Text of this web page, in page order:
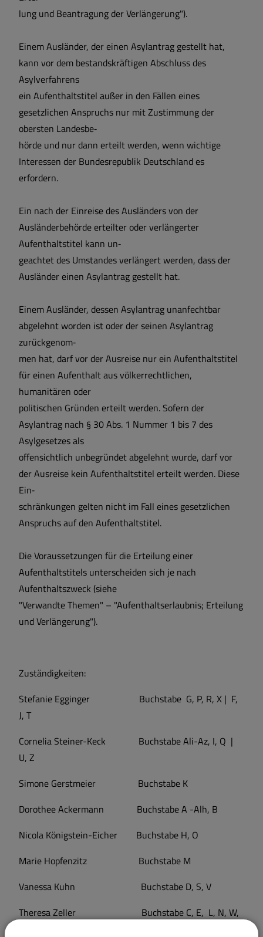
lung und Beantragung der Verlängerung").
Einem Ausländer, der einen Asylantrag gestellt hat,
kann vor dem bestandskräftigen Abschluss des
Asylverfahrens
ein Aufenthaltstitel außer in den Fällen eines
gesetzlichen Anspruchs nur mit Zustimmung der
obersten Landesbe‐
hörde und nur dann erteilt werden, wenn wichtige
Interessen der Bundesrepublik Deutschland es
erfordern.
Ein nach der Einreise des Ausländers von der
Ausländerbehörde erteilter oder verlängerter
Aufenthaltstitel kann un‐
geachtet des Umstandes verlängert werden, dass der
Ausländer einen Asylantrag gestellt hat.
Einem Ausländer, dessen Asylantrag unanfechtbar
abgelehnt worden ist oder der seinen Asylantrag
zurückgenom‐
men hat, darf vor der Ausreise nur ein Aufenthaltstitel
für einen Aufenthalt aus völkerrechtlichen,
humanitären oder
politischen Gründen erteilt werden. Sofern der
Asylantrag nach § 30 Abs. 1 Nummer 1 bis 7 des
Asylgesetzes als
offensichtlich unbegründet abgelehnt wurde, darf vor
der Ausreise kein Aufenthaltstitel erteilt werden. Diese
Ein‐
schränkungen gelten nicht im Fall eines gesetzlichen
Anspruchs auf den Aufenthaltstitel.
Die Voraussetzungen für die Erteilung einer
Aufenthaltstitels unterscheiden sich je nach
Aufenthaltszweck (siehe
"Verwandte Themen" – "Aufenthaltserlaubnis; Erteilung
und Verlängerung").
Zuständigkeiten:
Stefanie Egginger Buchstabe G, P, R, X | F,
J, T
Cornelia Steiner-Keck Buchstabe Ali-Az, I, Q |
U, Z
Simone Gerstmeier Buchstabe K
Dorothee Ackermann Buchstabe A -Alh, B
Nicola Königstein-Eicher Buchstabe H, O
Marie Hopfenzitz Buchstabe M
Vanessa Kuhn Buchstabe D, S, V
Theresa Zeller Buchstabe C, E, L, N, W,